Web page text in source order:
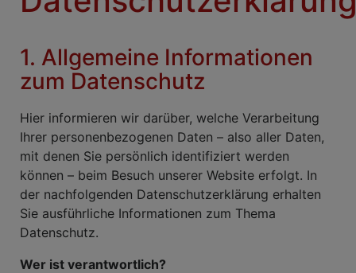
1. Allgemeine Informationen
zum Datenschutz
Hier informieren wir darüber, welche Verarbeitung
Ihrer personenbezogenen Daten – also aller Daten,
mit denen Sie persönlich identifiziert werden
können – beim Besuch unserer Website erfolgt. In
der nachfolgenden Datenschutzerklärung erhalten
Sie ausführliche Informationen zum Thema
Datenschutz.
Wer ist verantwortlich?